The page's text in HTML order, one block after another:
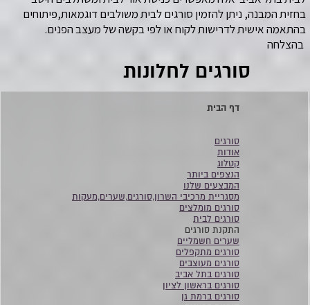
בחזית המבנה, ניתן להזמין סורגים לבית משולבים דוגמאות,פיתוחים
בהתאמה אישית לדרישות לקוח או לפי בקשה של מעצב הפנים.
בהצלחה
דף הבית
סורגים
אודות
קטלוג
הנצפים ביותר
המבצעים שלנו
מסגריית מרכיבי השרון,סורגים,שערים,מעקות
סורגים מומלצים
סורגים לבית
התקנת סורגים
שערים חשמליים
סורגים מתקפלים
סורגים מעוצבים
סורגים בתל אביב
סורגים בראשון לציון
סורגים ברמת גן
סורגים לחלונות